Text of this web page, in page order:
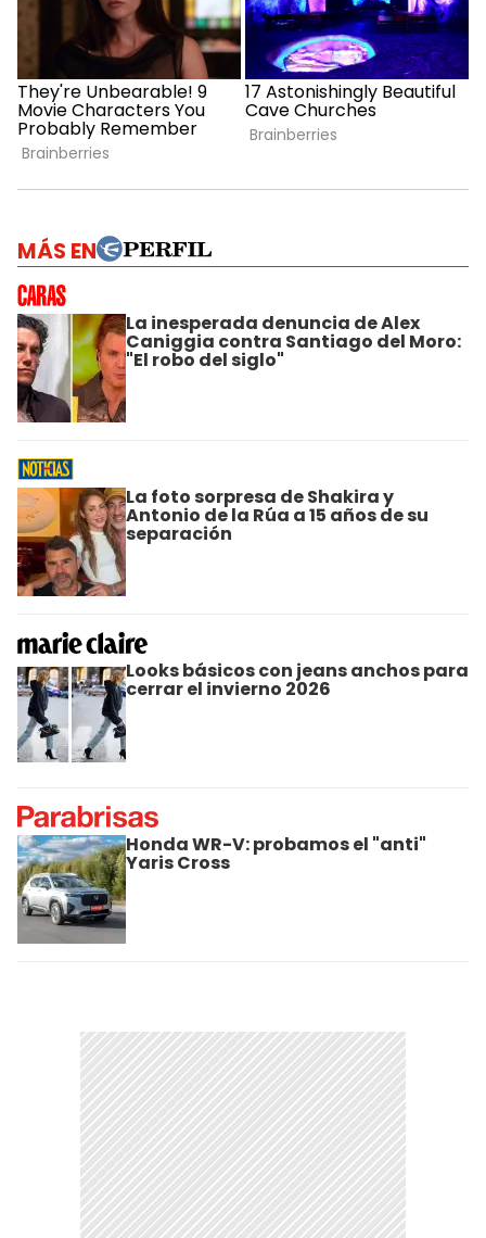
MÁS EN
La inesperada denuncia de Alex
Caniggia contra Santiago del Moro:
"El robo del siglo"
La foto sorpresa de Shakira y
Antonio de la Rúa a 15 años de su
separación
Looks básicos con jeans anchos para
cerrar el invierno 2026
Honda WR-V: probamos el "anti"
Yaris Cross